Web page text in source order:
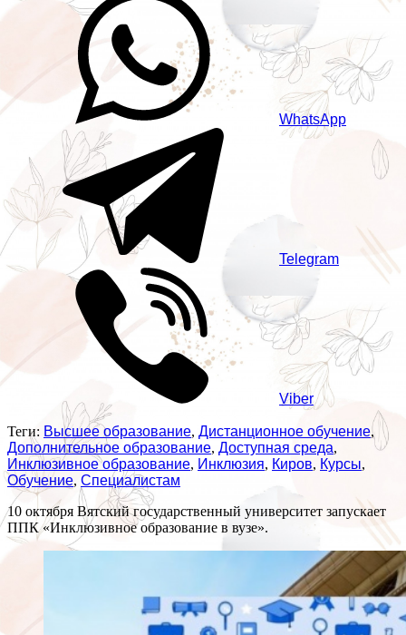
WhatsApp
Telegram
Viber
Теги: Высшее образование, Дистанционное обучение,
Дополнительное образование, Доступная среда,
Инклюзивное образование, Инклюзия, Киров, Курсы,
Обучение, Специалистам
10 октября Вятский государственный университет запускает
ППК «Инклюзивное образование в вузе».